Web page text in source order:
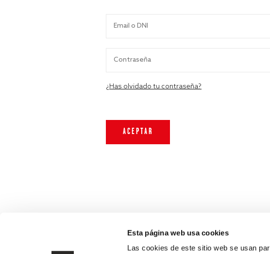
Esta página web usa cookies
Las cookies de este sitio web se usan
¿Has olvidado tu contraseña?